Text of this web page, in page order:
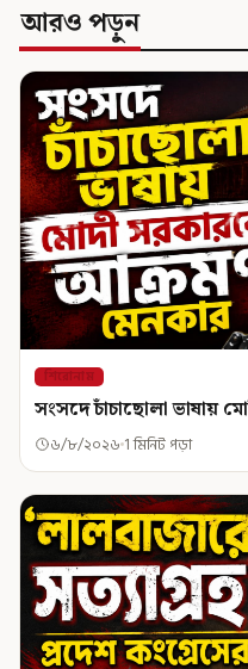
আরও পড়ুন
শিরোনাম
সংসদে চাঁচাছোলা ভাষায়
৬/৮/২০২৬ 1 মিনিট পড়া